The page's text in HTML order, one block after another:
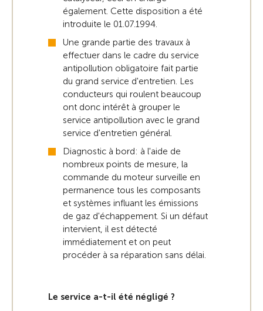
également. Cette disposition a été
introduite le 01.07.1994.
Une grande partie des travaux à
effectuer dans le cadre du service
antipollution obligatoire fait partie
du grand service d'entretien. Les
conducteurs qui roulent beaucoup
ont donc intérêt à grouper le
service antipollution avec le grand
service d'entretien général.
Diagnostic à bord: à l'aide de
nombreux points de mesure, la
commande du moteur surveille en
permanence tous les composants
et systèmes influant les émissions
de gaz d'échappement. Si un défaut
intervient, il est détecté
immédiatement et on peut
procéder à sa réparation sans délai.
Le service a-t-il été négligé ?